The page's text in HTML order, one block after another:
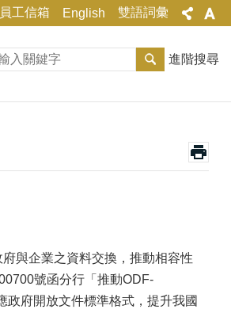
員工信箱 English 雙語詞彙
進階搜尋
與企業之資料交換，推動相容性
號函分行「推動ODF-
府開放文件標準格式，提升我國